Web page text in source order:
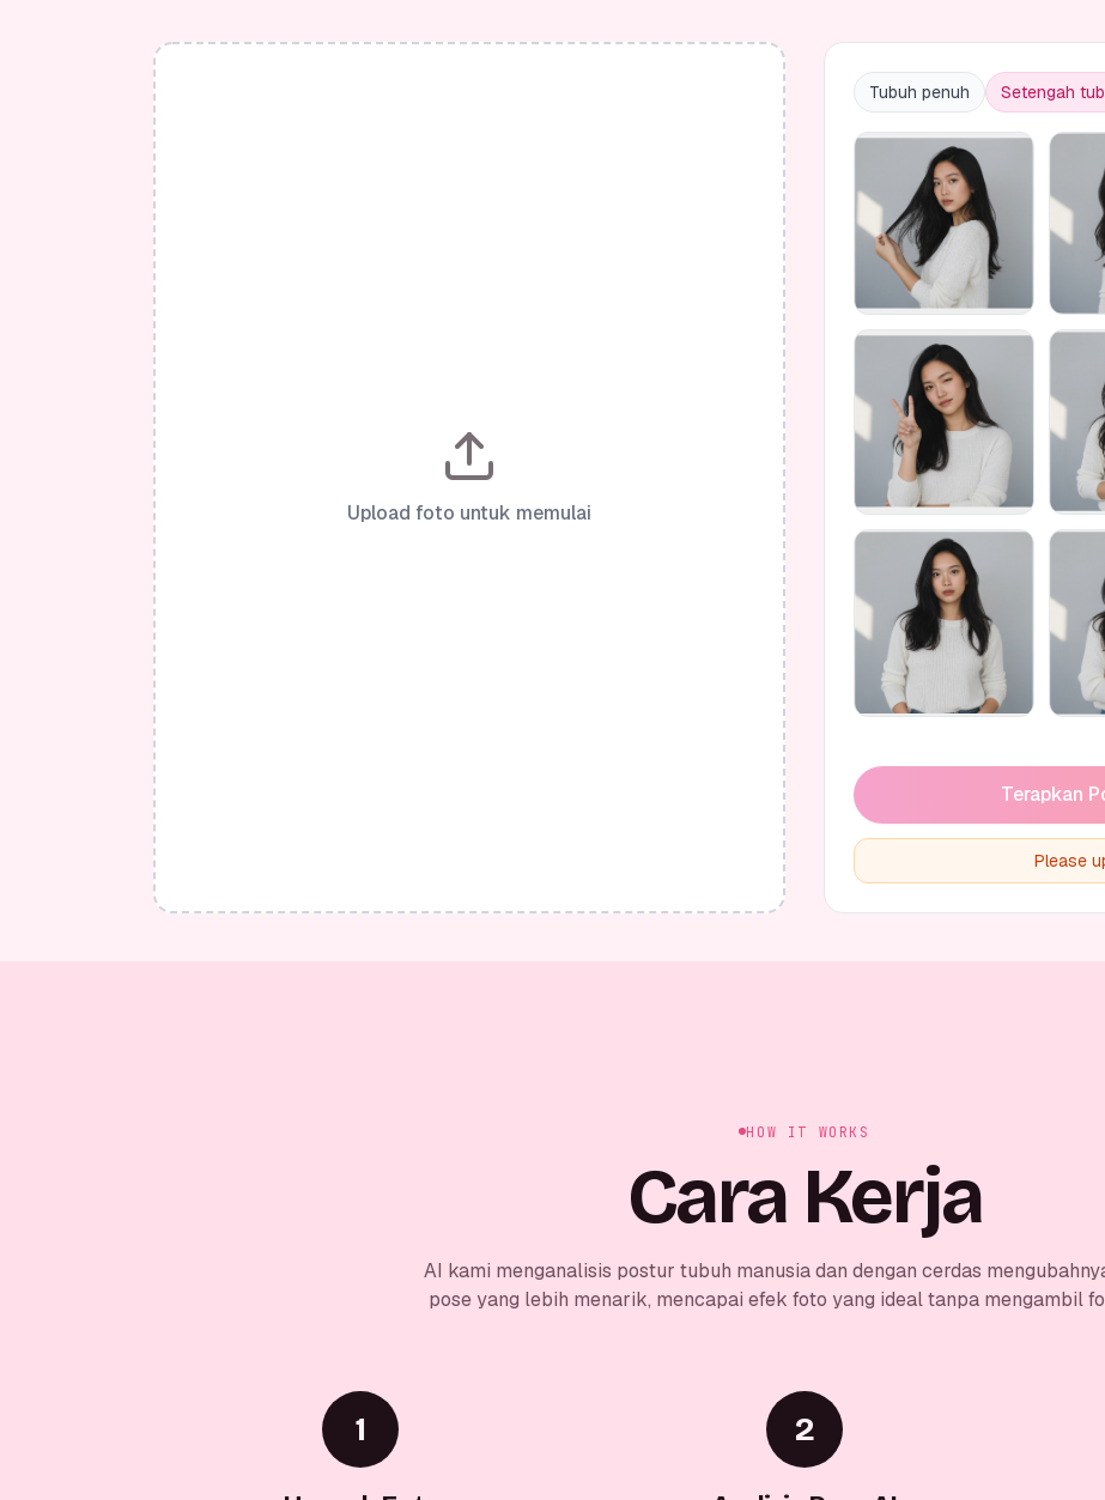
Upload foto untuk memulai
Tubuh penuh Setengah
Terapkan
Please
HOW IT WORKS
Cara Kerja
AI kami menganalisis postur tubuh manusia dan dengan cerdas
pose yang lebih menarik, mencapai efek foto yang ideal tanpa mengambil
1 2